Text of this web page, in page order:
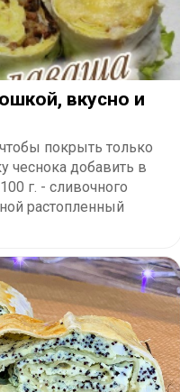
вкусно и
покрыть только
чеснока добавить в
г. - сливочного
растопленный